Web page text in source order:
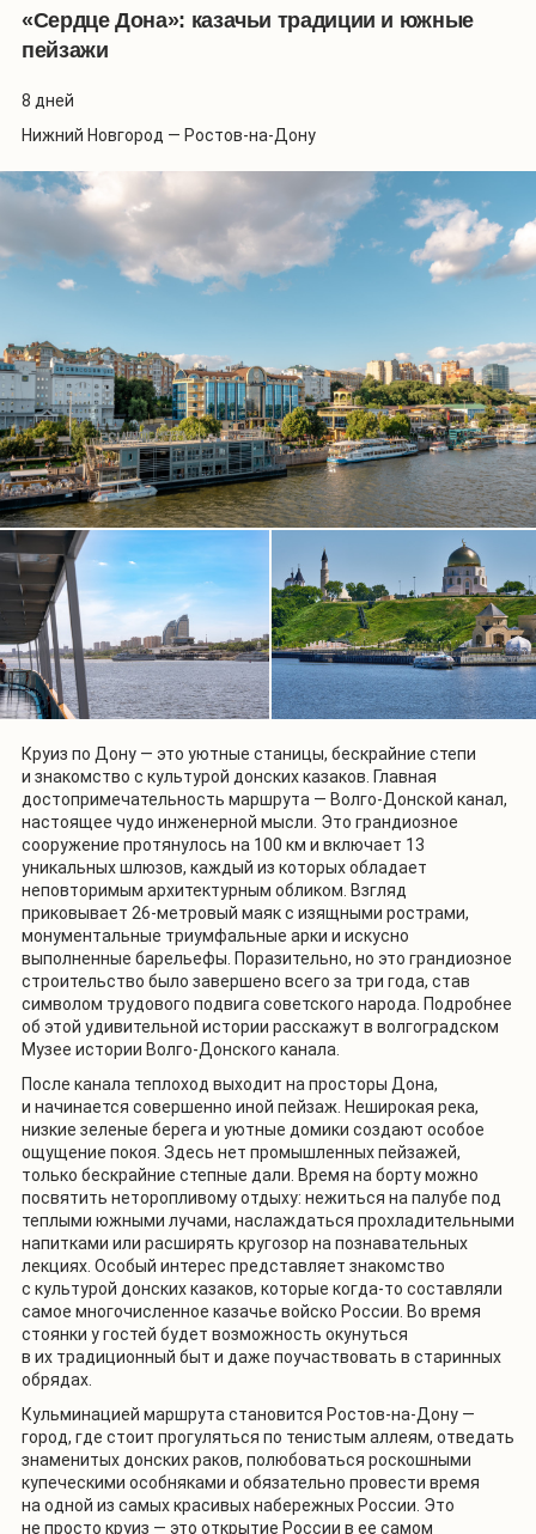
«Сердце Дона»: казачьи традиции и южные
пейзажи
8 дней
Нижний Новгород — Ростов-на-Дону
Круиз по Дону — это уютные станицы, бескрайние степи
и знакомство с культурой донских казаков. Главная
достопримечательность маршрута — Волго-Донской канал,
настоящее чудо инженерной мысли. Это грандиозное
сооружение протянулось на 100 км и включает 13
уникальных шлюзов, каждый из которых обладает
неповторимым архитектурным обликом. Взгляд
приковывает 26-метровый маяк с изящными рострами,
монументальные триумфальные арки и искусно
выполненные барельефы. Поразительно, но это грандиозное
строительство было завершено всего за три года, став
символом трудового подвига советского народа. Подробнее
об этой удивительной истории расскажут в волгоградском
Музее истории Волго-Донского канала.
После канала теплоход выходит на просторы Дона,
и начинается совершенно иной пейзаж. Неширокая река,
низкие зеленые берега и уютные домики создают особое
ощущение покоя. Здесь нет промышленных пейзажей,
только бескрайние степные дали. Время на борту можно
посвятить неторопливому отдыху: нежиться на палубе под
теплыми южными лучами, наслаждаться прохладительными
напитками или расширять кругозор на познавательных
лекциях. Особый интерес представляет знакомство
с культурой донских казаков, которые когда-то составляли
самое многочисленное казачье войско России. Во время
стоянки у гостей будет возможность окунуться
в их традиционный быт и даже поучаствовать в старинных
обрядах.
Кульминацией маршрута становится Ростов-на-Дону —
город, где стоит прогуляться по тенистым аллеям, отведать
знаменитых донских раков, полюбоваться роскошными
купеческими особняками и обязательно провести время
на одной из самых красивых набережных России. Это
не просто круиз — это открытие России в ее самом